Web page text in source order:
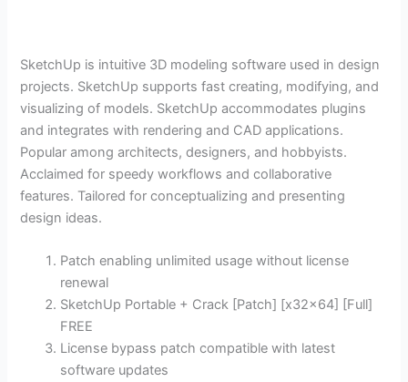
SketchUp is intuitive 3D modeling software used in design
projects. SketchUp supports fast creating, modifying, and
visualizing of models. SketchUp accommodates plugins
and integrates with rendering and CAD applications.
Popular among architects, designers, and hobbyists.
Acclaimed for speedy workflows and collaborative
features. Tailored for conceptualizing and presenting
design ideas.
Patch enabling unlimited usage without license
renewal
SketchUp Portable + Crack [Patch] [x32x64] [Full]
FREE
License bypass patch compatible with latest
software updates